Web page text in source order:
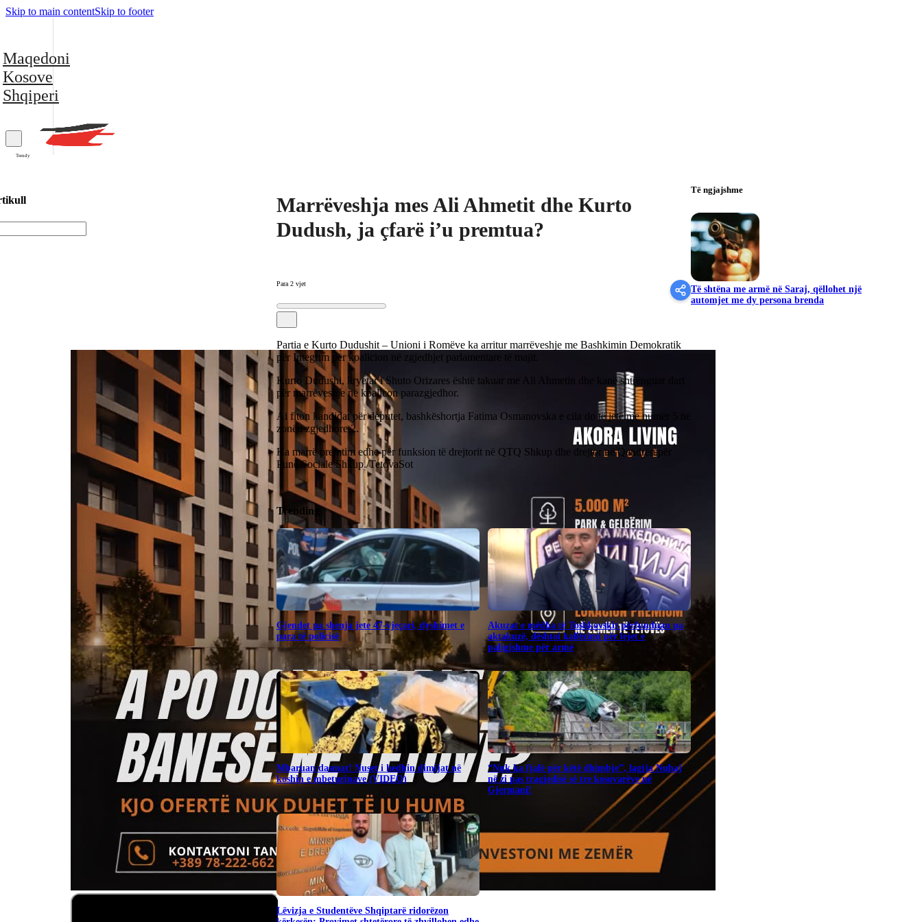
Skip to main contentSkip to footer
Maqedoni
Kosove
Shqiperi
Trendy
Marrëveshja mes Ali Ahmetit dhe Kurto
Dudush, ja çfarë i’u premtua?
Para 2 vjet
Partia e Kurto Dudushit – Unioni i Romëve ka arritur marrëveshje me Bashkimin Demokratik
për Integrim për koalicion në zgjedhjet parlamentare të majit.
Kurto Dudushi, kryetar i Shuto Orizares është takuar me Ali Ahmetin dhe kanë shtrënguar dart
për marrëveshje në koalicon parazgjedhor.
Ai fiton kandidat për deputet, bashkëshortja Fatima Osmanovska e cila do të jetë me numër 5 në
zonën zgjedhore 2.
Ka marrë premtim edhe për funksion të drejtorit në QTQ Shkup dhe drejtor në Qendrën për
Punë Sociale Shkup./TetovaSot
Trending
Gjendet pa shenja jete 47-vjeçari, dyshimet e
para të policisë
Akuzat e mëdha të Toshkovskit përfunduan pa
aktakuzë, dështoi kallëzimi për lejet e
paligjshme për armë
Mbaruan dasmat! Nuset i hedhin dimijat në
koshin e mbeturinave (VIDEO)
“Nuk ka fjalë për këtë dhimbje”, lagjja Nuhaj
në zi pas tragjedisë së tre kosovarëve në
Gjermani!
Lëvizja e Studentëve Shqiptarë ridorëzon
Të ngjajshme
Të shtëna me armë në Saraj, qëllohet një
automjet me dy persona brenda